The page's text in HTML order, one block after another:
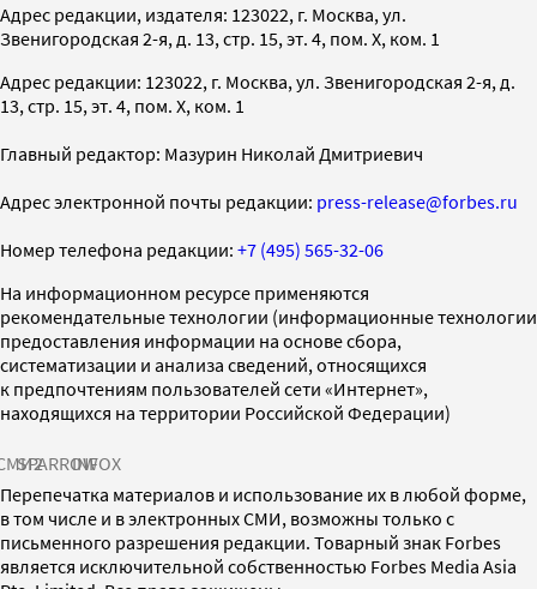
Адрес редакции, издателя: 123022, г. Москва, ул.
Звенигородская 2-я, д. 13, стр. 15, эт. 4, пом. X, ком. 1
Адрес редакции: 123022, г. Москва, ул. Звенигородская 2-я, д.
13, стр. 15, эт. 4, пом. X, ком. 1
Главный редактор: Мазурин Николай Дмитриевич
Адрес электронной почты редакции: press-release@forbes.ru
Номер телефона редакции: +7 (495) 565-32-06
На информационном ресурсе применяются
рекомендательные технологии (информационные технологии
предоставления информации на основе сбора,
систематизации и анализа сведений, относящихся
к предпочтениям пользователей сети «Интернет»,
находящихся на территории Российской Федерации)
SPARROWINFOX
Перепечатка материалов и использование их в любой форме,
в том числе и в электронных СМИ, возможны только с
письменного разрешения редакции. Товарный знак Forbes
является исключительной собственностью Forbes Media Asia